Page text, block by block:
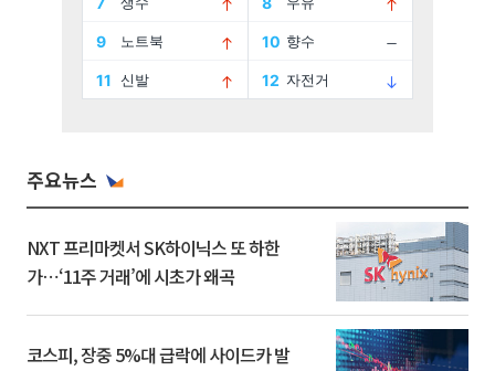
주요뉴스
NXT 프리마켓서 SK하이닉스 또 하한
가⋯‘11주 거래’에 시초가 왜곡
코스피, 장중 5%대 급락에 사이드카 발